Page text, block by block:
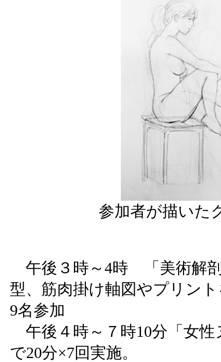
参加者が描いた
午後３時～4時 「美術解
型、筋肉掛け軸図やプリン
9名参加
午後４時～７時10分「女
で20分×7回実施。